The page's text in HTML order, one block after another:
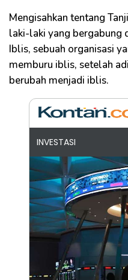
Mengisahkan tentang
laki-laki yang bergabung
Iblis, sebuah organisasi
memburu iblis, setelah
berubah menjadi iblis.
INVESTASI